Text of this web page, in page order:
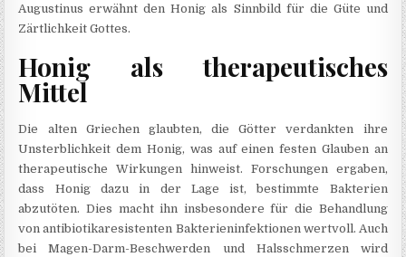
Augustinus erwähnt den Honig als Sinnbild für die Güte und
Zärtlichkeit Gottes.
Honig als therapeutisches
Mittel
Die alten Griechen glaubten, die Götter verdankten ihre
Unsterblichkeit dem Honig, was auf einen festen Glauben an
therapeutische Wirkungen hinweist. Forschungen ergaben,
dass Honig dazu in der Lage ist, bestimmte Bakterien
abzutöten. Dies macht ihn insbesondere für die Behandlung
von antibiotikaresistenten Bakterieninfektionen wertvoll. Auch
bei Magen-Darm-Beschwerden und Halsschmerzen wird